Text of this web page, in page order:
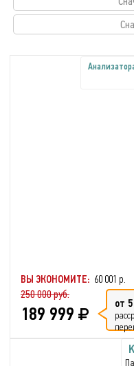
ВЫ ЭКОНОМИТЕ: 60 001 р.
250 000 руб.
189 999 от